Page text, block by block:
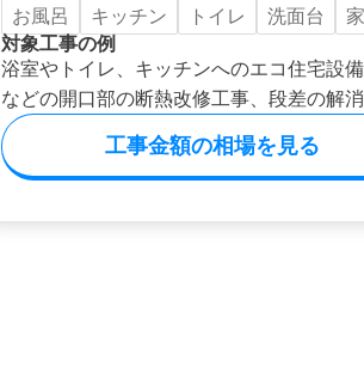
お風呂
キッチン トイレ 洗面台
対象工事の例
浴室やトイレ、キッチンへのエコ住宅設
などの開口部の断熱改修工事、段差の解
工事金額の相場を見る